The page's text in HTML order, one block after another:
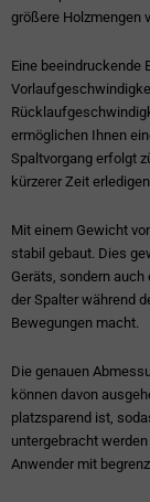
größere Holzmengen
Eine beeindruckende
ermöglichen Ihnen
Spaltvorgang erfolgt
kürzerer Zeit
Mit einem Gewicht
stabil gebaut. Dies
Geräts, sondern
der Spalter während
Bewegungen macht.
Die genauen
können davon
platzsparend ist,
untergebracht
Anwender mit